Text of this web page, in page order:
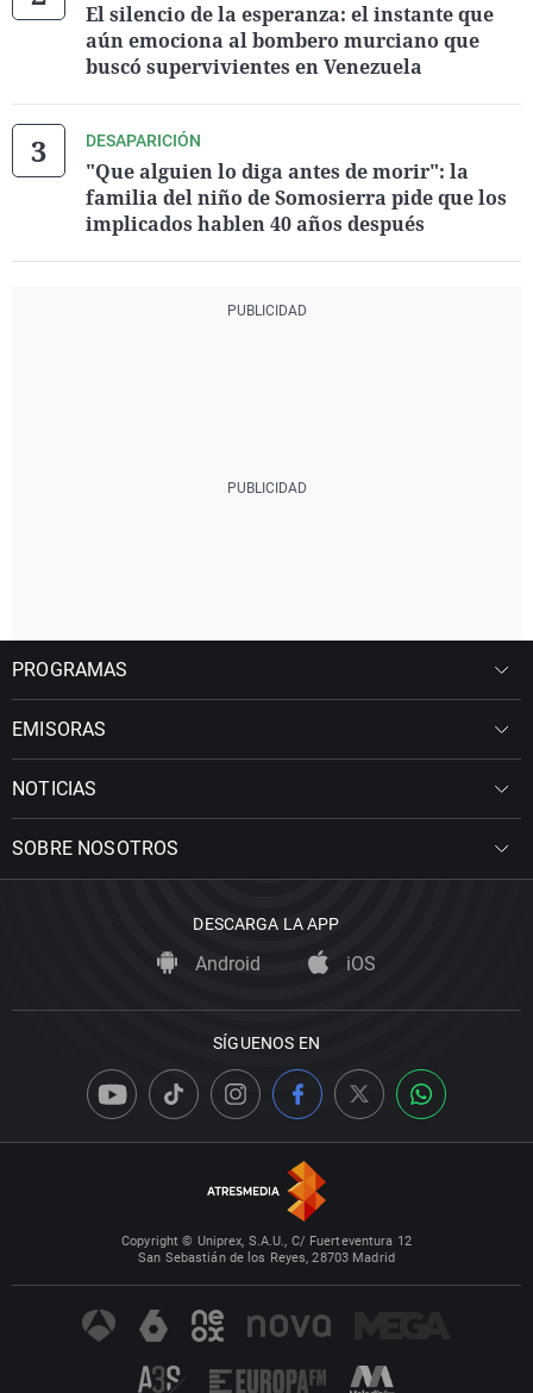
El silencio de la esperanza: el instante que
aún emociona al bombero murciano que
buscó supervivientes en Venezuela
DESAPARICIÓN
"Que alguien lo diga antes de morir": la
familia del niño de Somosierra pide que los
implicados hablen 40 años después
PROGRAMAS
EMISORAS
NOTICIAS
SOBRE NOSOTROS
DESCARGA LA APP
Android iOS
SÍGUENOS EN
Copyright © Uniprex, S.A.U., C/ Fuerteventura 12
San Sebastián de los Reyes, 28703 Madrid